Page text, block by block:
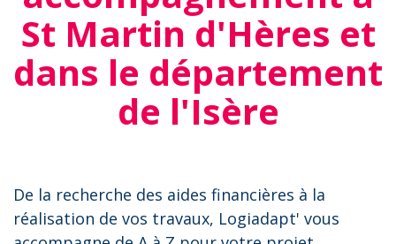
St Martin d'Hères et
dans le département
de l'Isère
De la recherche des aides financières à la
réalisation de vos travaux, Logiadapt' vous